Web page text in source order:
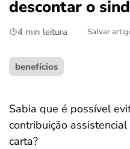
finanças
benefícios
crédito fácil
ferramentas
descontar o
4 min leitura Salvar
benefícios
Sabia que é possível
contribuição
carta?